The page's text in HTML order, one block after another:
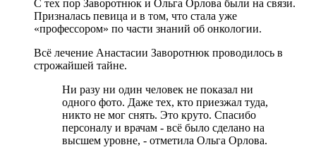
С тех пор Заворотнюк и Ольга Орлова были на связи.
Призналась певица и в том, что стала уже
«профессором» по части знаний об онкологии.
Всё лечение Анастасии Заворотнюк проводилось в
строжайшей тайне.
Ни разу ни один человек не показал ни
одного фото. Даже тех, кто приезжал туда,
никто не мог снять. Это круто. Спасибо
персоналу и врачам - всё было сделано на
высшем уровне, - отметила Ольга Орлова.